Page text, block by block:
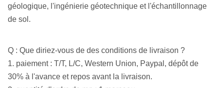
géologique, l'ingénierie géotechnique et l'échantillonnage
de sol.
Q : Que diriez-vous de des conditions de livraison ?
1. paiement : T/T, L/C, Western Union, Paypal, dépôt de
30% à l'avance et repos avant la livraison.